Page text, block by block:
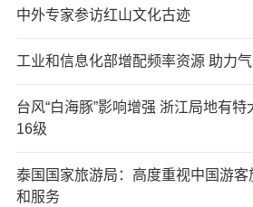
中外专家参访红山文化古迹
工业和信息化部增配频率资源 助力
台风“白海豚”影响增强 浙江局地有
16级
泰国国家旅游局：高度重视中国游
和服务